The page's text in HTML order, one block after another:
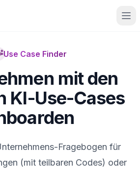
Use Case Finder
mit den
KI-Use-Cases
Fragebogen für
(mit teilbaren Codes) oder